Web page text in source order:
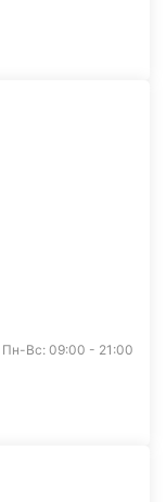
Пн-Вс: 09:00 - 21:00